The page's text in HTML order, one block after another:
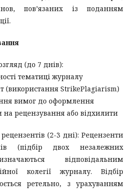
пов’язаних із поданням
(до 7 днів):
тематиці журналу
(використання StrikePlagiarism)
вимог до оформлення
рецензування або відхилити
(2-3 дні): Рецензенти
(підбір двох незалежних
відповідальним
колегії журналу. Відбір
ретельно, з урахуванням